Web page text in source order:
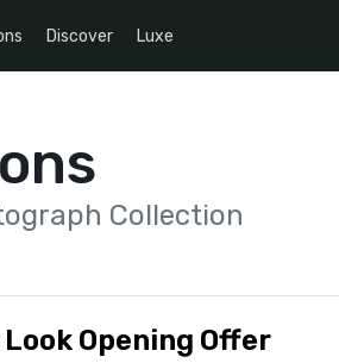
Discover Luxe
Collection
Opening Offer